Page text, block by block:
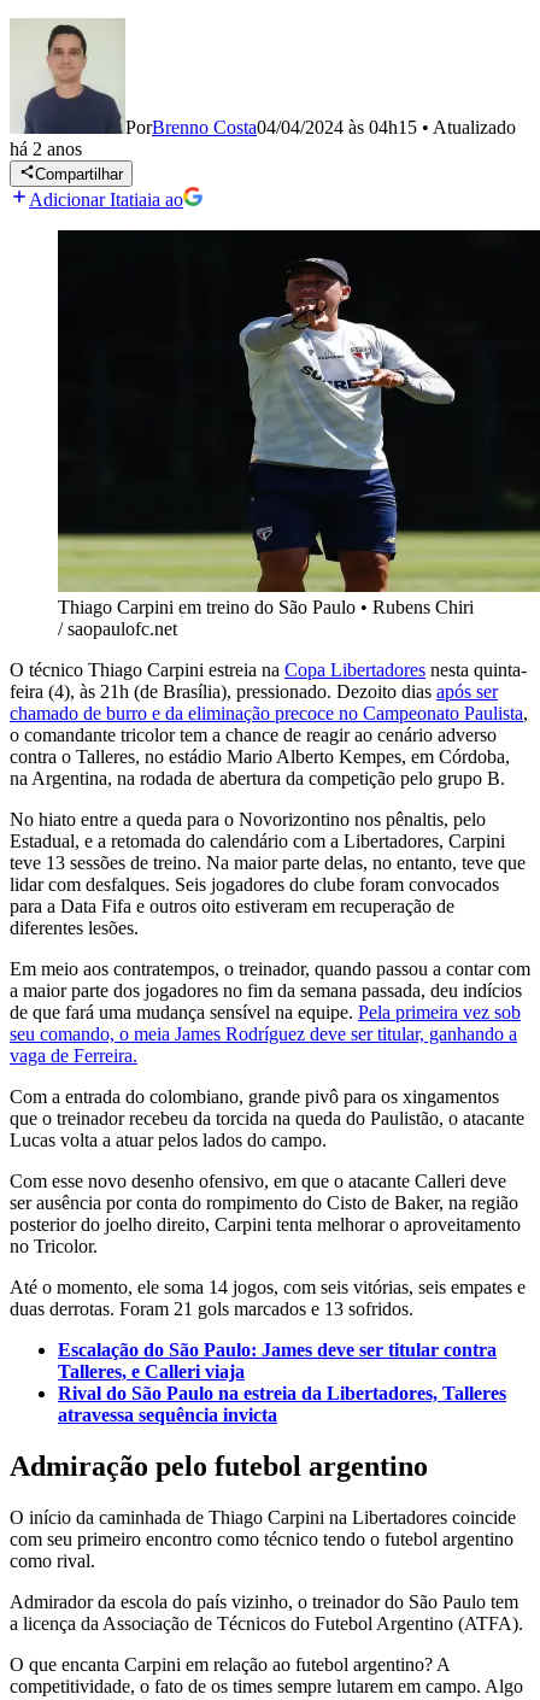
PorBrenno Costa04/04/2024 às 04h15 • Atualizado
há 2 anos
Compartilhar
Adicionar Itatiaia ao
Thiago Carpini em treino do São Paulo • Rubens Chiri
/ saopaulofc.net
O técnico Thiago Carpini estreia na Copa Libertadores nesta quinta-
feira (4), às 21h (de Brasília), pressionado. Dezoito dias após ser
chamado de burro e da eliminação precoce no Campeonato Paulista,
o comandante tricolor tem a chance de reagir ao cenário adverso
contra o Talleres, no estádio Mario Alberto Kempes, em Córdoba,
na Argentina, na rodada de abertura da competição pelo grupo B.
No hiato entre a queda para o Novorizontino nos pênaltis, pelo
Estadual, e a retomada do calendário com a Libertadores, Carpini
teve 13 sessões de treino. Na maior parte delas, no entanto, teve que
lidar com desfalques. Seis jogadores do clube foram convocados
para a Data Fifa e outros oito estiveram em recuperação de
diferentes lesões.
Em meio aos contratempos, o treinador, quando passou a contar com
a maior parte dos jogadores no fim da semana passada, deu indícios
de que fará uma mudança sensível na equipe. Pela primeira vez sob
seu comando, o meia James Rodríguez deve ser titular, ganhando a
vaga de Ferreira.
Com a entrada do colombiano, grande pivô para os xingamentos
que o treinador recebeu da torcida na queda do Paulistão, o atacante
Lucas volta a atuar pelos lados do campo.
Com esse novo desenho ofensivo, em que o atacante Calleri deve
ser ausência por conta do rompimento do Cisto de Baker, na região
posterior do joelho direito, Carpini tenta melhorar o aproveitamento
no Tricolor.
Até o momento, ele soma 14 jogos, com seis vitórias, seis empates e
duas derrotas. Foram 21 gols marcados e 13 sofridos.
Escalação do São Paulo: James deve ser titular contra
Talleres, e Calleri viaja
Rival do São Paulo na estreia da Libertadores, Talleres
atravessa sequência invicta
Admiração pelo futebol argentino
O início da caminhada de Thiago Carpini na Libertadores coincide
com seu primeiro encontro como técnico tendo o futebol argentino
como rival.
Admirador da escola do país vizinho, o treinador do São Paulo tem
a licença da Associação de Técnicos do Futebol Argentino (ATFA).
O que encanta Carpini em relação ao futebol argentino? A
competitividade, o fato de os times sempre lutarem em campo. Algo